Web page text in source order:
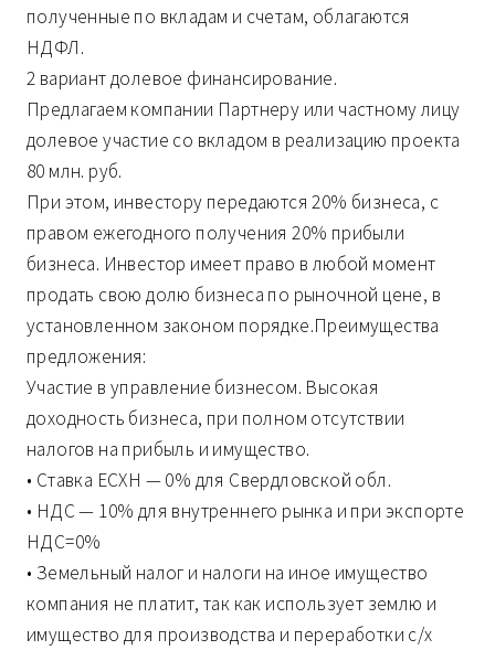
полученные по вкладам и счетам, облагаются
НДФЛ.
2 вариант долевое финансирование.
Предлагаем компании Партнеру или частному лицу
долевое участие со вкладом в реализацию проекта
80 млн. руб.
При этом, инвестору передаются 20% бизнеса, с
правом ежегодного получения 20% прибыли
бизнеса. Инвестор имеет право в любой момент
продать свою долю бизнеса по рыночной цене, в
установленном законом порядке.Преимущества
предложения:
Участие в управление бизнесом. Высокая
доходность бизнеса, при полном отсутствии
налогов на прибыль и имущество.
• Ставка ЕСХН — 0% для Свердловской обл.
• НДС — 10% для внутреннего рынка и при экспорте
НДС=0%
• Земельный налог и налоги на иное имущество
компания не платит, так как использует землю и
имущество для производства и переработки с/х